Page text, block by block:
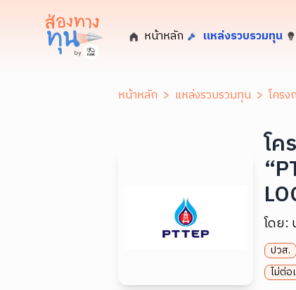
หน้าหลัก แหล่งรวบรวมทุน
หน้าหลัก > แหล่งรวบรวมทุน > โคร
โ
โดย:
ปวส.
ไม่ต่อ